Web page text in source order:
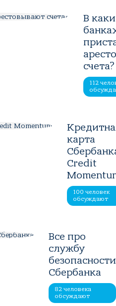
В
счета?
112
карта
Credit
100 человек
обсуждают
Все про
службу
безопасности
Сбербанка
82 человека
обсуждают